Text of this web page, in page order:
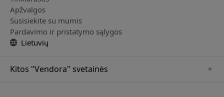
Apžvalgos
Susisiekite su mumis
Pardavimo ir pristatymo sąlygos
Lietuvių
Kitos "Vendora" svetainės